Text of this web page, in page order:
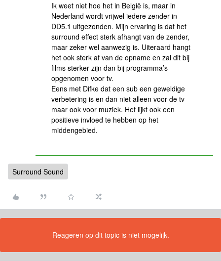
Ik weet niet hoe het in België is, maar in
Nederland wordt vrijwel iedere zender in
DD5.1 uitgezonden. Mijn ervaring is dat het
surround effect sterk afhangt van de zender,
maar zeker wel aanwezig is. Uiteraard hangt
het ook sterk af van de opname en zal dit bij
films sterker zijn dan bij programma’s
opgenomen voor tv.
Eens met Difke dat een sub een geweldige
verbetering is en dan niet alleen voor de tv
maar ook voor muziek. Het lijkt ook een
positieve invloed te hebben op het
middengebied.
Surround Sound
Reageren op dit topic is niet mogelijk.